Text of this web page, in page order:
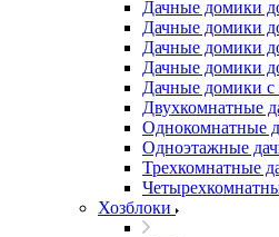
Дачные домики
Дачные домики
Дачные домики
Дачные домики
Дачные домики с
Двухкомнатные
Однокомнатные
Одноэтажные
Трехкомнатные
Хозблоки